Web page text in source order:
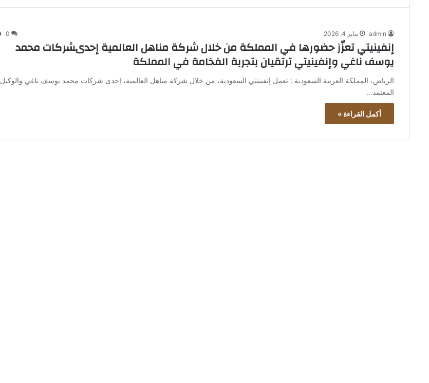
admin يناير 4, 2026 0
إنفينيتي تعزّز حضورها في المملكة من خلال شركة مناهل العالمية إحدىشركات محمد
يوسف ناغي وإنفينيتي ترتقيان بتجربة الفخامة في المملكة
الرياض، المملكة العربية السعودية : تعمل إنفينيتي السعودية، من خلال شركة مناهل العالمية، إحدى شركات محمد يوسف ناغي والوكيل
المعتمد…
أكمل القراءة »